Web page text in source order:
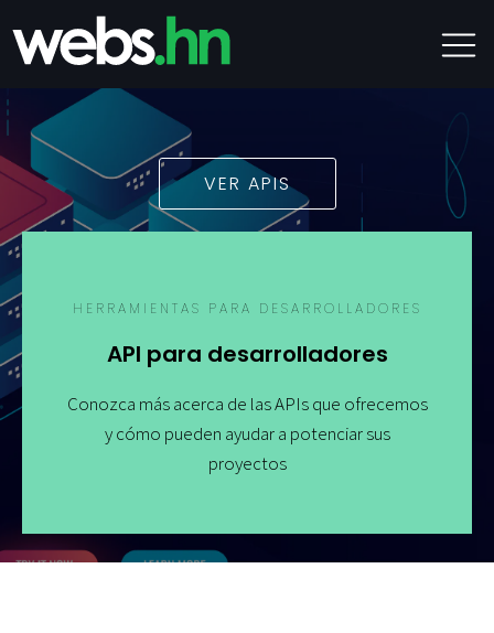
VER APIS
HERRAMIENTAS PARA DESARROLLADORES
API para desarrolladores
Conozca más acerca de las APIs que ofrecemos
y cómo pueden ayudar a potenciar sus
proyectos